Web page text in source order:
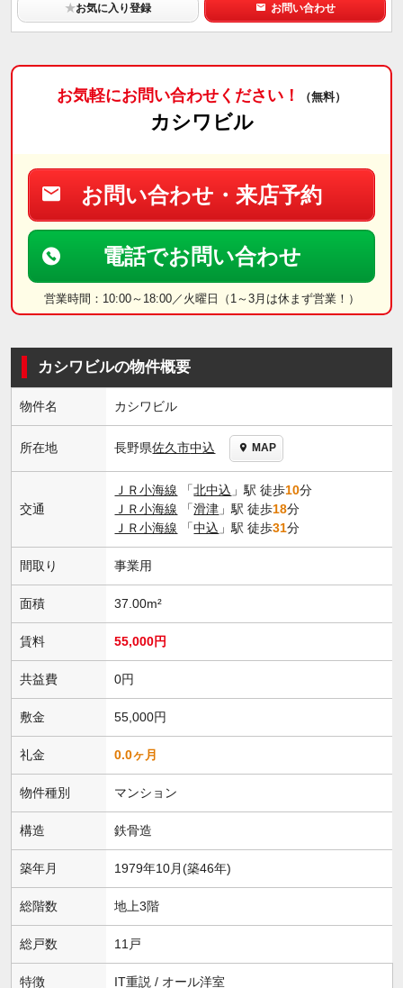
★お気に入り登録 お問い合わせ
お気軽にお問い合わせください！ （無料）
カシワビル
お問い合わせ・来店予約
電話でお問い合わせ
営業時間：10:00～18:00／火曜日（1～3月は休まず営業！）
カシワビルの物件概要
物件名 カシワビル
所在地 長野県佐久市中込 MAP
交通
ＪＲ小海線 「北中込 」駅 徒歩10分
ＪＲ小海線 「滑津 」駅 徒歩18分
ＪＲ小海線 「中込 」駅 徒歩31分
間取り 事業用
面積 37.00m²
賃料 55,000円
共益費 0円
敷金 55,000円
礼金 0.0ヶ月
物件種別 マンション
構造 鉄骨造
築年月 1979年10月(築46年)
総階数 地上3階
総戸数 11戸
特徴 IT重説 / オール洋室